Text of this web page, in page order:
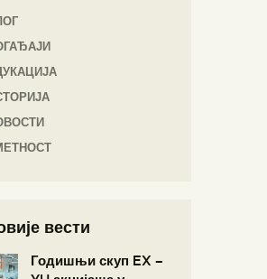
вести
Годишњи скуп EX –